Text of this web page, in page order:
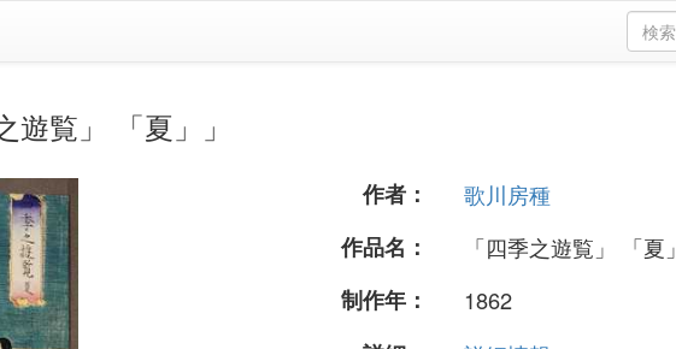
覧」 「夏」」
作者：
歌川房種
作品名：
「四季之遊覧」 「夏」
制作年：
1862